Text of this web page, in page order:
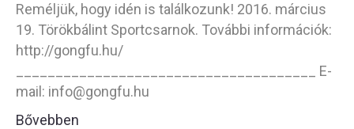
Reméljük, hogy idén is találkozunk! 2016. március
19. Törökbálint Sportcsarnok. További információk:
http://gongfu.hu/
______________________________________ E-
mail: info@gongfu.hu
Bővebben